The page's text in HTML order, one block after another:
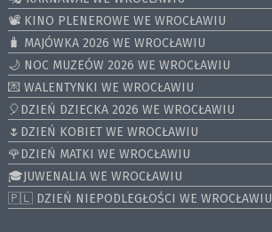
📽️ KINO PLENEROWE WE WROCŁAWIU
🧳 MAJÓWKA 2026 WE WROCŁAWIU
🌙 NOC MUZEÓW 2026 WE WROCŁAWIU
💌 WALENTYNKI WE WROCŁAWIU
🎈DZIEŃ DZIECKA 2026 WE WROCŁAWIU
🌷DZIEŃ KOBIET WE WROCŁAWIU
🌹DZIEŃ MATKI WE WROCŁAWIU
🎓JUWENALIA WE WROCŁAWIU
🇵🇱 DZIEŃ NIEPODLEGŁOŚCI WE WROCŁAWIU